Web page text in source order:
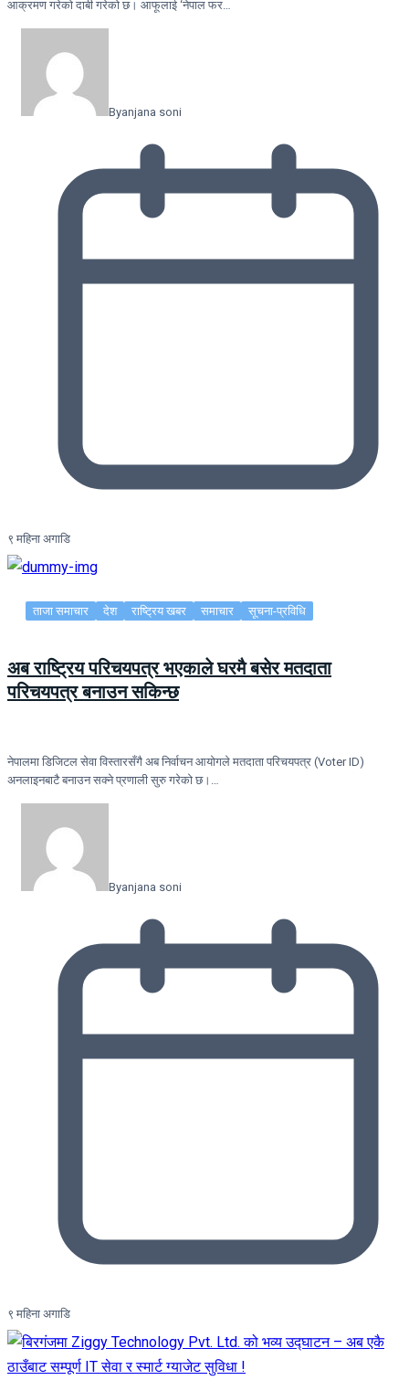
आक्रमण गरेको दाबी गरेको छ। आफूलाई ‘नेपाल फर…
Byanjana soni
९ महिना अगाडि
ताजा समाचार देश राष्ट्रिय खबर समाचार सूचना-प्रविधि
अब राष्ट्रिय परिचयपत्र भएकाले घरमै बसेर मतदाता
परिचयपत्र बनाउन सकिन्छ
नेपालमा डिजिटल सेवा विस्तारसँगै अब निर्वाचन आयोगले मतदाता परिचयपत्र (Voter ID)
अनलाइनबाटै बनाउन सक्ने प्रणाली सुरु गरेको छ।…
Byanjana soni
९ महिना अगाडि